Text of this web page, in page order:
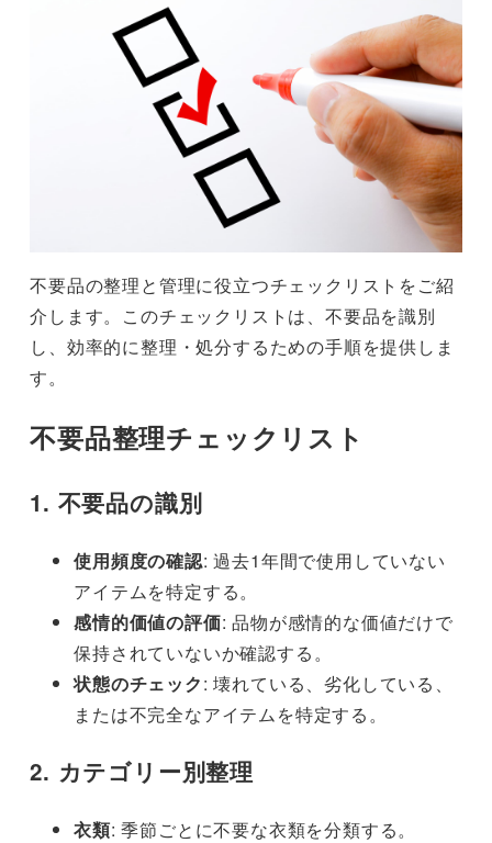
不要品の整理と管理に役立つチェックリストをご紹
介します。このチェックリストは、不要品を識別
し、効率的に整理・処分するための手順を提供しま
す。
不要品整理チェックリスト
1. 不要品の識別
使用頻度の確認: 過去1年間で使用していない
アイテムを特定する。
感情的価値の評価: 品物が感情的な価値だけで
保持されていないか確認する。
状態のチェック: 壊れている、劣化している、
または不完全なアイテムを特定する。
2. カテゴリー別整理
衣類: 季節ごとに不要な衣類を分類する。